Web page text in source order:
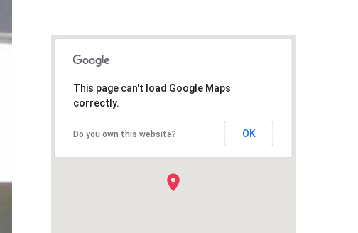
This page can't load Google Maps
correctly.
Do you own this website? OK